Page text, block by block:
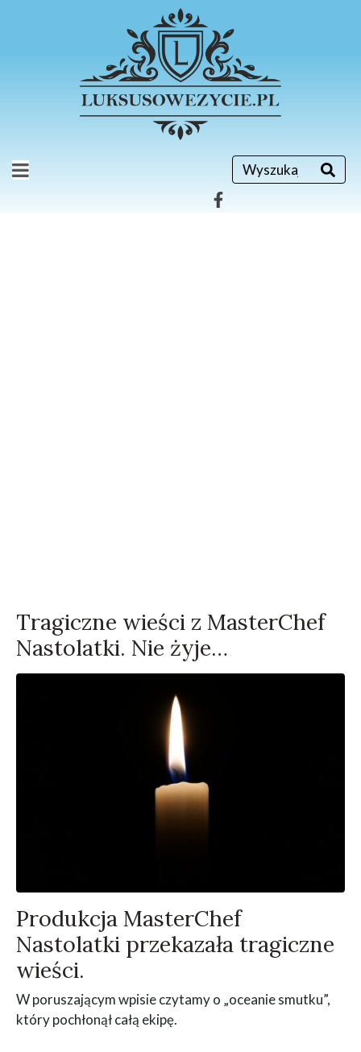
Tragiczne wieści z MasterChef
Nastolatki. Nie żyje…
Produkcja MasterChef
Nastolatki przekazała tragiczne
wieści.
W poruszającym wpisie czytamy o „oceanie smutku”,
który pochłonął całą ekipę.